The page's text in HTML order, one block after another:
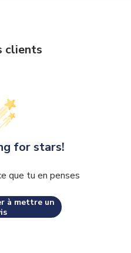
clients
for stars!
que tu en penses
à mettre un